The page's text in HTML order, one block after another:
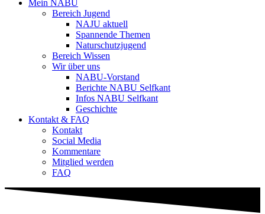
Mein NABU
Bereich Jugend
NAJU aktuell
Spannende Themen
Naturschutzjugend
Bereich Wissen
Wir über uns
NABU-Vorstand
Berichte NABU Selfkant
Infos NABU Selfkant
Geschichte
Kontakt & FAQ
Kontakt
Social Media
Kommentare
Mitglied werden
FAQ